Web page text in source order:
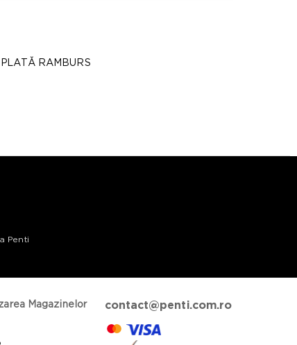
PLATĂ RAMBURS
Penti
Magazinelor contact@penti.com.ro